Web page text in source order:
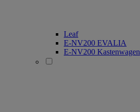
Leaf
E-NV200 EVALIA
E-NV200 Kastenwagen